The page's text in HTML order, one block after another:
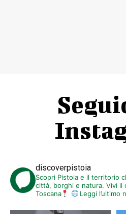
discoverpistoia
Scopri Pistoia e il territorio
città, borghi e natura. Vivi il
Toscana
Leggi l’ultimo